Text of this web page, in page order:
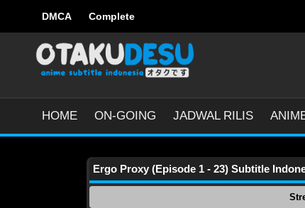
DMCA Complete
HOME ON-GOING JADWAL RILIS
Ergo Proxy (Episode 1 - 23) Subtitle